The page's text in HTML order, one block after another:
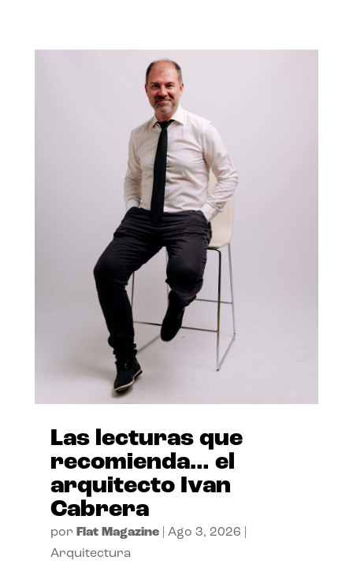
Las lecturas que
recomienda… el
arquitecto Ivan
Cabrera
por Flat Magazine| Ago 3, 2026
Arquitectura